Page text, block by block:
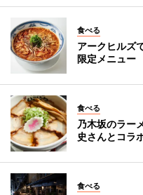
食べる
アークヒルズ
限定メニュー
食べる
乃木坂のラー
史さんとコラ
食べる